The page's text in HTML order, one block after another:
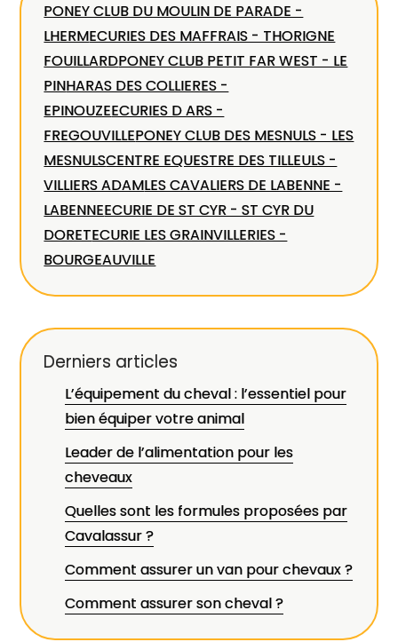
PONEY CLUB DU MOULIN DE PARADE -
LHERMECURIES DES MAFFRAIS - THORIGNE
FOUILLARDPONEY CLUB PETIT FAR WEST - LE
PINHARAS DES COLLIERES -
EPINOUZEECURIES D ARS -
FREGOUVILLEPONEY CLUB DES MESNULS - LES
MESNULSCENTRE EQUESTRE DES TILLEULS -
VILLIERS ADAMLES CAVALIERS DE LABENNE -
LABENNEECURIE DE ST CYR - ST CYR DU
DORETECURIE LES GRAINVILLERIES -
BOURGEAUVILLE
Derniers articles
L’équipement du cheval : l’essentiel pour
bien équiper votre animal
Leader de l’alimentation pour les
cheveaux
Quelles sont les formules proposées par
Cavalassur ?
Comment assurer un van pour chevaux ?
Comment assurer son cheval ?